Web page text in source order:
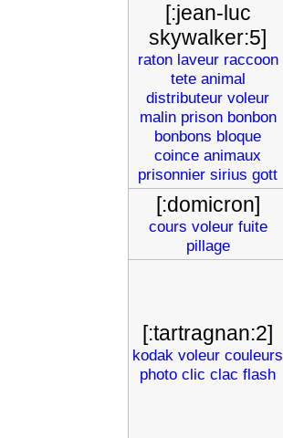
[:jean-luc
skywalker:5]
raton laveur raccoon
tete animal
distributeur voleur
malin prison bonbon
bonbons bloque
coince animaux
prisonnier sirius gott
[:domicron]
cours voleur fuite
pillage
[:tartragnan:2]
kodak voleur couleurs
photo clic clac flash